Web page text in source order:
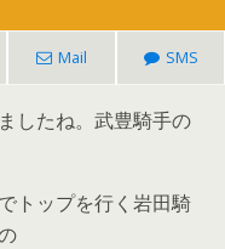
Mail SMS
したね。武豊騎手の
トップを行く岩田騎